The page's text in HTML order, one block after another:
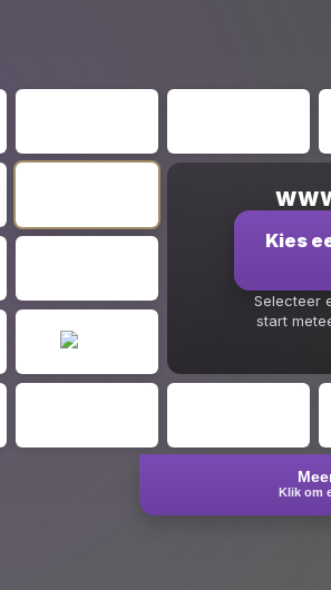
Kies
Selecteer
start
Klik om